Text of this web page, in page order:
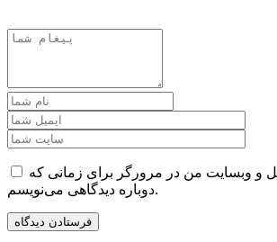
و وبسایت من در مرورگر برای زمانی که
دوباره دیدگاهی می‌نویسم.